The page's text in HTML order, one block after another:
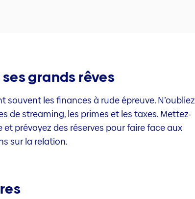
grands rêves
les finances à rude épreuve. N’oubliez
de streaming, les primes et les taxes. Mettez-
prévoyez des réserves pour faire face aux
sur la relation.